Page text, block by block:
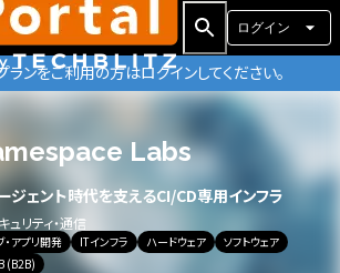
ログイン
ンをご利用の方はログインしてください。
Labs
ジェント時代を支えるCI/CD専用インフラ
ュリティ・通信
・アプリ開発 ITインフラ ハードウェア
ソフトウェア
(B2B)